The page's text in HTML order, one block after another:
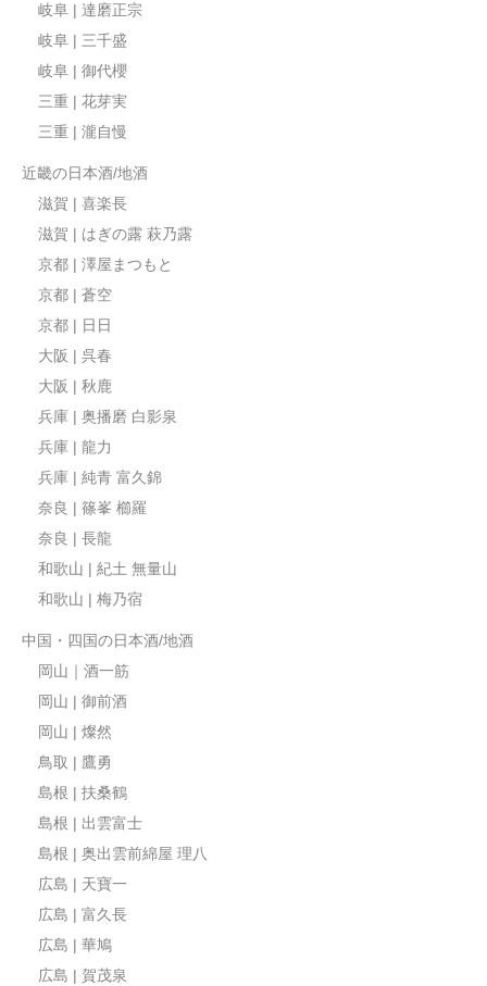
岐阜 | 達磨正宗
岐阜 | 三千盛
岐阜 | 御代櫻
三重 | 花芽実
三重 | 瀧自慢
近畿の日本酒/地酒
滋賀 | 喜楽長
滋賀 | はぎの露 萩乃露
京都 | 澤屋まつもと
京都 | 蒼空
京都 | 日日
大阪 | 呉春
大阪 | 秋鹿
兵庫 | 奥播磨 白影泉
兵庫 | 龍力
兵庫 | 純青 富久錦
奈良 | 篠峯 櫛羅
奈良 | 長龍
和歌山 | 紀土 無量山
和歌山 | 梅乃宿
中国・四国の日本酒/地酒
岡山｜酒一筋
岡山 | 御前酒
岡山 | 燦然
鳥取 | 鷹勇
島根 | 扶桑鶴
島根 | 出雲富士
島根 | 奥出雲前綿屋 理八
広島 | 天寶一
広島 | 富久長
広島 | 華鳩
広島 | 賀茂泉